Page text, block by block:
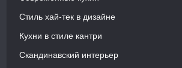
Стиль хай-тек в дизайне
Кухни в стиле кантри
Скандинавский интерьер